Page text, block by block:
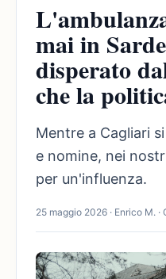
mai in
disperato
che la
Mentre a Cagliari
e nomine, nei
per un'influenza.
25 maggio 2026 · Enrico M. ·